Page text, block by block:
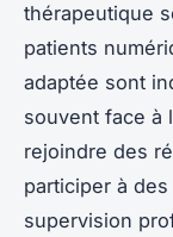
thérapeutique
patients
adaptée sont
souvent face à
rejoindre des
participer à
supervision